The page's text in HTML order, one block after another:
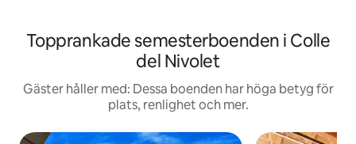
Topprankade semesterboenden i Colle
del Nivolet
Gäster håller med: Dessa boenden har höga betyg för
plats, renlighet och mer.